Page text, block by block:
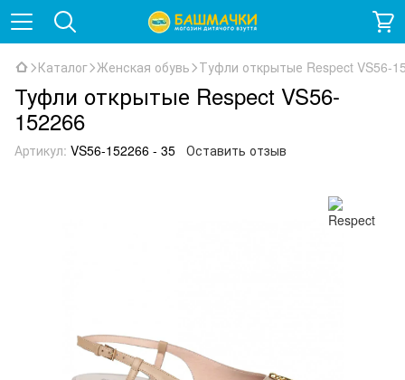
Каталог Женская обувь Туфли открытые Respect VS56-
Туфли открытые Respect VS56-
152266
Артикул: VS56-152266 - 35 Оставить отзыв